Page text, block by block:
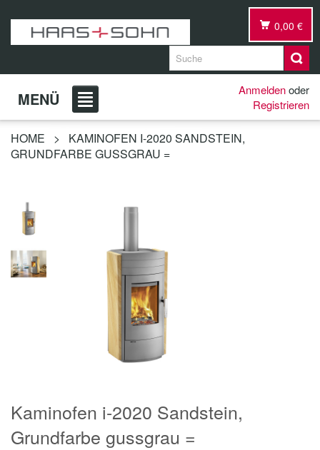
0,00 €
MENÜ Anmeldenoder
Registrieren
HOME >
KAMINOFEN I-2020 SANDSTEIN,
GRUNDFARBE GUSSGRAU =
Kaminofen i-2020 Sandstein,
Grundfarbe gussgrau =